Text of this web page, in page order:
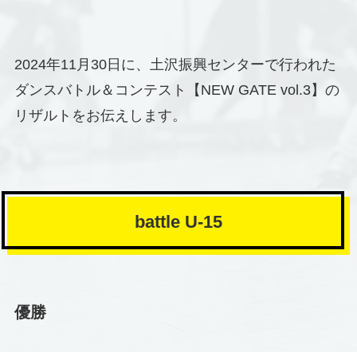
2024年11月30日に、土沢振興センターで行われた
ダンスバトル＆コンテスト【NEW GATE vol.3】の
リザルトをお伝えします。
battle U-15
優勝